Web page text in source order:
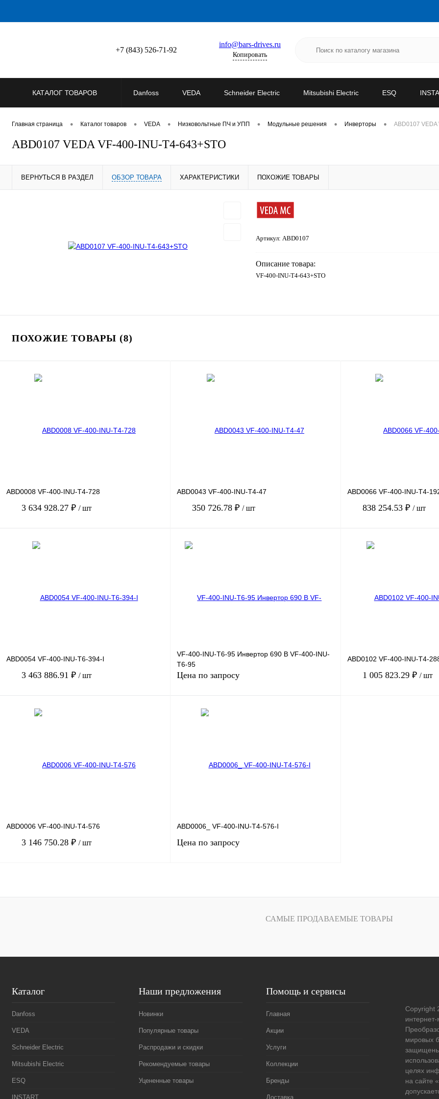
+7 (843) 526-71-92
info@bars-drives.ru
Копировать
КАТАЛОГ ТОВАРОВ Danfoss VEDA Schneider Electric Mitsubishi Electric ESQ
Главная страница • Каталог товаров • VEDA • Низковольтные ПЧ и УПП • Модульные решения • Инверторы • ABD0107 VEDA
ABD0107 VEDA VF-400-INU-T4-643+STO
ВЕРНУТЬСЯ В РАЗДЕЛ ОБЗОР ТОВАРА ХАРАКТЕРИСТИКИ ПОХОЖИЕ ТОВАРЫ
Артикул: ABD0107
Описание товара:
VF-400-INU-T4-643+STO
ПОХОЖИЕ ТОВАРЫ (8)
ABD0008 VF-400-INU-T4-728
3 634 928.27 ₽ / шт
ABD0043 VF-400-INU-T4-47
350 726.78 ₽ / шт
ABD0066 VF-400-INU-T4-
838 254.53 ₽ / шт
ABD0054 VF-400-INU-T6-394-I
3 463 886.91 ₽ / шт
VF-400-INU-T6-95 Инвертор 690 В VF-400-INU-
T6-95
Цена по запросу
ABD0102 VF-400-INU-T4-
1 005 823.29 ₽ / шт
ABD0006 VF-400-INU-T4-576
3 146 750.28 ₽ / шт
ABD0006_ VF-400-INU-T4-576-I
Цена по запросу
Запросить цену
Сравнение
САМЫЕ ПРОДАВАЕМЫЕ ТОВАРЫ
Каталог
Danfoss
VEDA
Schneider Electric
Mitsubishi Electric
ESQ
INSTART
Наши предложения
Новинки
Популярные товары
Распродажи и скидки
Рекомендуемые товары
Уцененные товары
Помощь и сервисы
Главная
Акции
Услуги
Коллекции
Бренды
Доставка
Copyright
интернет-
мировых
целях
на сайте